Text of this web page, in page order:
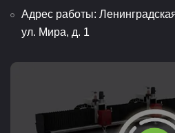
Адрес работы:
ул. Мира, д. 1